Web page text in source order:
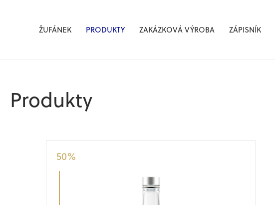
Žufánek.cz
ŽUFÁNEK PRODUKTY ZAKÁZKOVÁ VÝROBA ZÁPISNÍK
Produkty
50%